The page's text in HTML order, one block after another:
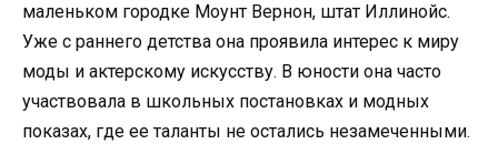
маленьком городке Моунт Вернон, штат Иллинойс.
Уже с раннего детства она проявила интерес к миру
моды и актерскому искусству. В юности она часто
участвовала в школьных постановках и модных
показах, где ее таланты не остались незамеченными.